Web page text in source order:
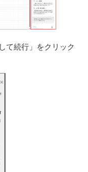
て続行」をクリック